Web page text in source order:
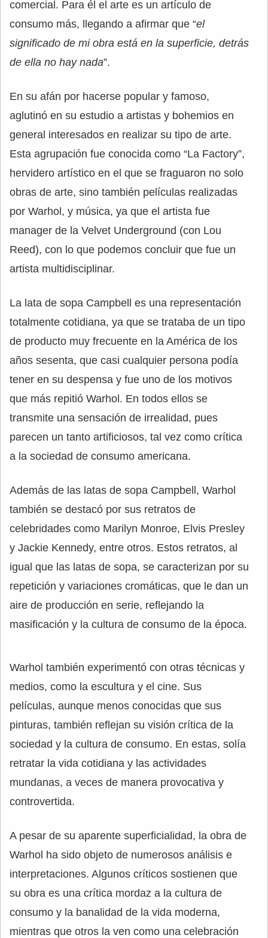
comercial. Para él el arte es un artículo de
consumo más, llegando a afirmar que “el
significado de mi obra está en la superficie, detrás
de ella no hay nada”.
En su afán por hacerse popular y famoso,
aglutinó en su estudio a artistas y bohemios en
general interesados en realizar su tipo de arte.
Esta agrupación fue conocida como “La Factory”,
hervidero artístico en el que se fraguaron no solo
obras de arte, sino también películas realizadas
por Warhol, y música, ya que el artista fue
manager de la Velvet Underground (con Lou
Reed), con lo que podemos concluir que fue un
artista multidisciplinar.
La lata de sopa Campbell es una representación
totalmente cotidiana, ya que se trataba de un tipo
de producto muy frecuente en la América de los
años sesenta, que casi cualquier persona podía
tener en su despensa y fue uno de los motivos
que más repitió Warhol. En todos ellos se
transmite una sensación de irrealidad, pues
parecen un tanto artificiosos, tal vez como crítica
a la sociedad de consumo americana.
Además de las latas de sopa Campbell, Warhol
también se destacó por sus retratos de
celebridades como Marilyn Monroe, Elvis Presley
y Jackie Kennedy, entre otros. Estos retratos, al
igual que las latas de sopa, se caracterizan por su
repetición y variaciones cromáticas, que le dan un
aire de producción en serie, reflejando la
masificación y la cultura de consumo de la época.
Warhol también experimentó con otras técnicas y
medios, como la escultura y el cine. Sus
películas, aunque menos conocidas que sus
pinturas, también reflejan su visión crítica de la
sociedad y la cultura de consumo. En estas, solía
retratar la vida cotidiana y las actividades
mundanas, a veces de manera provocativa y
controvertida.
A pesar de su aparente superficialidad, la obra de
Warhol ha sido objeto de numerosos análisis e
interpretaciones. Algunos críticos sostienen que
su obra es una crítica mordaz a la cultura de
consumo y la banalidad de la vida moderna,
mientras que otros la ven como una celebración